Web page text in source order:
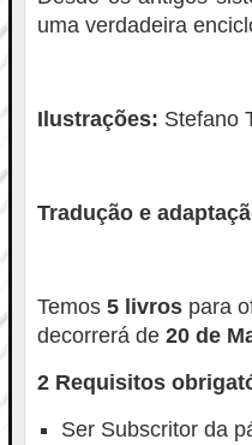
uma verdadeira
Ilustrações: Stefano
Tradução e
Temos 5 livros para
decorrerá de 20 de
2 Requisitos
Ser Subscritor da